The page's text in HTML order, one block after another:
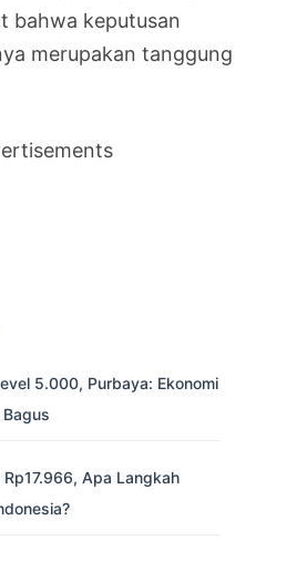
bahwa keputusan
merupakan tanggung
5.000, Purbaya: Ekonomi
Apa Langkah